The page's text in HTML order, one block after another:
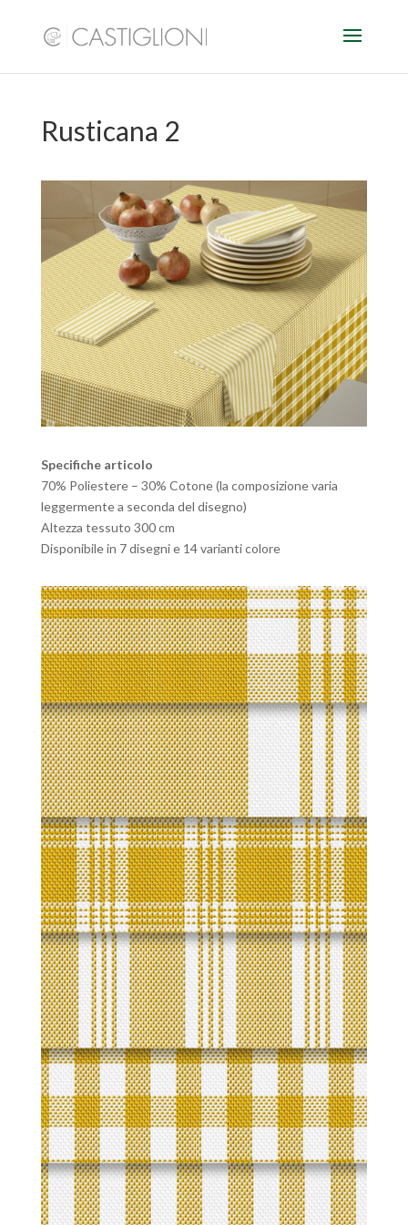
Rusticana 2
Specifiche articolo
70% Poliestere – 30% Cotone (la composizione varia
leggermente a seconda del disegno)
Altezza tessuto 300 cm
Disponibile in 7 disegni e 14 varianti colore